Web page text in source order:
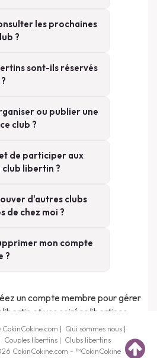
les prochaines
?
sont-ils réservés
ou publier une
club ?
de participer aux
libertin ?
d'autres clubs
de chez moi ?
mon compte
?
un compte membre pour gérer
et vos soirées libertines.
| Qui sommes nous |
Couples libertins| Clubs libertins
CokinCokine.com - ™CokinCokine